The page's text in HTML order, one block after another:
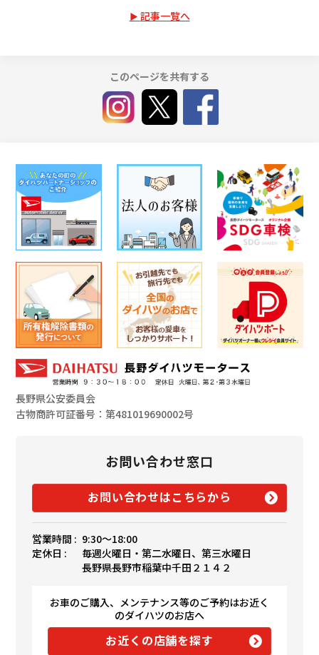
記事一覧へ
このページを共有する
長野県公安委員会
古物商許可証番号：第481019690002号
お問い合わせ窓口
お問い合わせはこちらから
営業時間 : 9:30〜18:00
定休日 :
毎週火曜日・第二水曜日、第三水曜日
長野県長野市稲葉中千田２１４２
お車のご購入、メンテナンス等のご予約はお近く
のダイハツのお店へ
お近くの店舗を探す